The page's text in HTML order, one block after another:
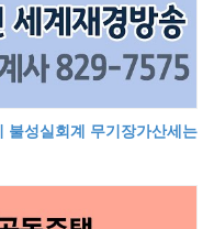
불성실회계 무기장가산세는